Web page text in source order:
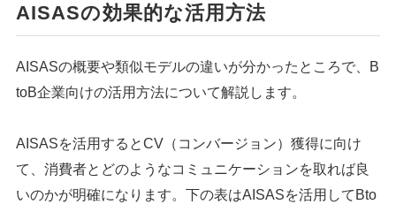
AISASの効果的な活用方法
AISASの概要や類似モデルの違いが分かったところで、B
toB企業向けの活用方法について解説します。
AISASを活用するとCV（コンバージョン）獲得に向け
て、消費者とどのようなコミュニケーションを取れば良
いのかが明確になります。下の表はAISASを活用してBto